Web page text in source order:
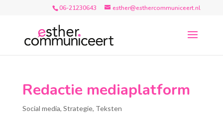
06-21230643 esther@esthercommuniceert.nl
Redactie mediaplatform
Social media, Strategie, Teksten